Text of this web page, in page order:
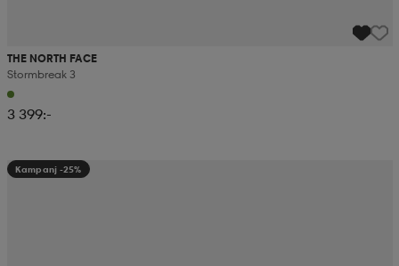
THE NORTH FACE
Stormbreak 3
3 399:-
Kampanj -25%